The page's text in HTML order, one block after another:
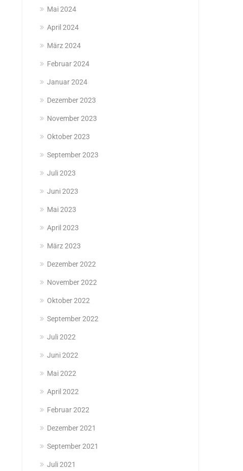
Mai 2024
April 2024
März 2024
Februar 2024
Januar 2024
Dezember 2023
November 2023
Oktober 2023
September 2023
Juli 2023
Juni 2023
Mai 2023
April 2023
März 2023
Dezember 2022
November 2022
Oktober 2022
September 2022
Juli 2022
Juni 2022
Mai 2022
April 2022
Februar 2022
Dezember 2021
September 2021
Juli 2021